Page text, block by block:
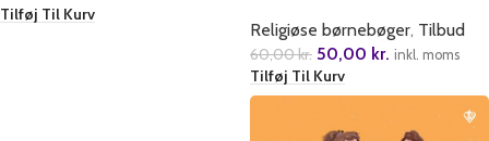
Tilføj Til Kurv
Religiøse børnebøger, Tilbud
60,00kr. 50,00 kr. inkl. moms
Tilføj Til Kurv